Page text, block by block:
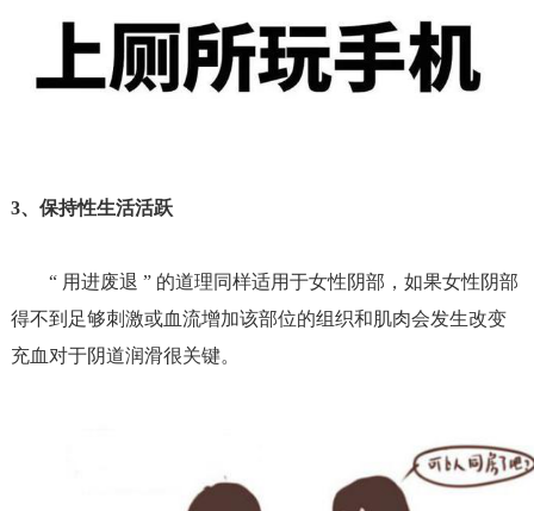
3、 保持性生活活跃
“ 用进废退 ” 的道理同样适用于女性阴部，如果女性阴部
得不到足够刺激或血流增加该部位的组织和肌肉会发生改变
充血对于阴道润滑很关键。